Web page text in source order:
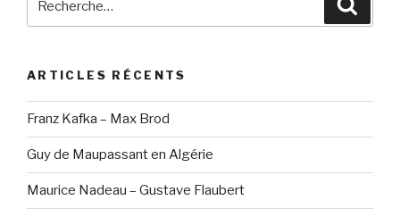
ARTICLES RÉCENTS
Franz Kafka – Max Brod
Guy de Maupassant en Algérie
Maurice Nadeau – Gustave Flaubert